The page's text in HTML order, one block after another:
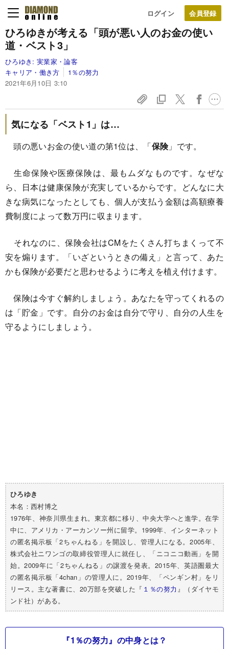
ログイン
ひろゆきが考える「頭が悪い人のお金の使い
道・ベスト3」
ひろゆき: 実業家・論客
キャリア・働き方
1％の努力
2021年6月10日 3:10
気になる「ベスト1」は…
頭の悪いお金の使い道の第1位は、「保険」です。
生命保険や医療保険は、最もムダなものです。なぜな
ら、日本は健康保険が充実しているからです。どんなに大
きな病気になったとしても、個人が支払う金額は高額療養
費制度によって数万円に収まります。
それなのに、保険会社はCMをたくさん打ちまくって不
安を煽ります。「いざというときの備え」と言って、あた
かも保険が必要だと思わせるように考えを植え付けます。
保険は今すぐ解約しましょう。あなたを守ってくれるの
は「貯金」です。自分のお金は自分で守り、自分の人生を
守るようにしましょう。
ひろゆき
本名：西村博之
1976年、神奈川県生まれ。東京都に移り、中央大学へと進学。在学
中に、アメリカ・アーカンソー州に留学。1999年、インターネット
の匿名掲示板「2ちゃんねる」を開設し、管理人になる。2005年、
株式会社ニワンゴの取締役管理人に就任し、「ニコニコ動画」を開
始。2009年に「2ちゃんねる」の譲渡を発表。2015年、英語圏最大
の匿名掲示板「4chan」の管理人に。2019年、「ペンギン村」をリ
リース。主な著書に、20万部を突破した『 １％の努力 』（ダイヤモ
ンド社）がある。
『1％の努力』の中身とは？